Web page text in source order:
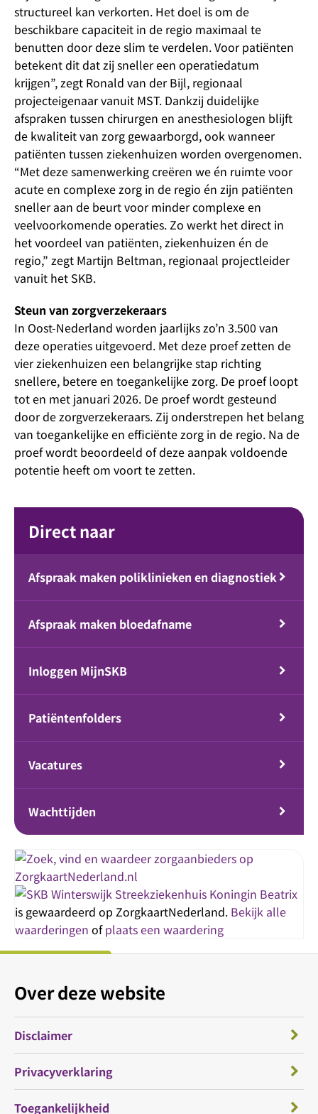
structureel kan verkorten. Het doel is om de
beschikbare capaciteit in de regio maximaal te
benutten door deze slim te verdelen. Voor patiënten
betekent dit dat zij sneller een operatiedatum
krijgen”, zegt Ronald van der Bijl, regionaal
projecteigenaar vanuit MST. Dankzij duidelijke
afspraken tussen chirurgen en anesthesiologen blijft
de kwaliteit van zorg gewaarborgd, ook wanneer
patiënten tussen ziekenhuizen worden overgenomen.
“Met deze samenwerking creëren we én ruimte voor
acute en complexe zorg in de regio én zijn patiënten
sneller aan de beurt voor minder complexe en
veelvoorkomende operaties. Zo werkt het direct in
het voordeel van patiënten, ziekenhuizen én de
regio,” zegt Martijn Beltman, regionaal projectleider
vanuit het SKB.
Steun van zorgverzekeraars
In Oost-Nederland worden jaarlijks zo’n 3.500 van
deze operaties uitgevoerd. Met deze proef zetten de
vier ziekenhuizen een belangrijke stap richting
snellere, betere en toegankelijke zorg. De proef loopt
tot en met januari 2026. De proef wordt gesteund
door de zorgverzekeraars. Zij onderstrepen het belang
van toegankelijke en efficiënte zorg in de regio. Na de
proef wordt beoordeeld of deze aanpak voldoende
potentie heeft om voort te zetten.
Direct naar
Afspraak maken poliklinieken en diagnostiek
Afspraak maken bloedafname
Inloggen MijnSKB
Patiëntenfolders
Vacatures
Wachttijden
Streekziekenhuis Koningin Beatrix
is gewaardeerd op ZorgkaartNederland. Bekijk alle
waarderingen ofplaats een waardering
Over deze website
Disclaimer
Privacyverklaring
Toegankelijkheid